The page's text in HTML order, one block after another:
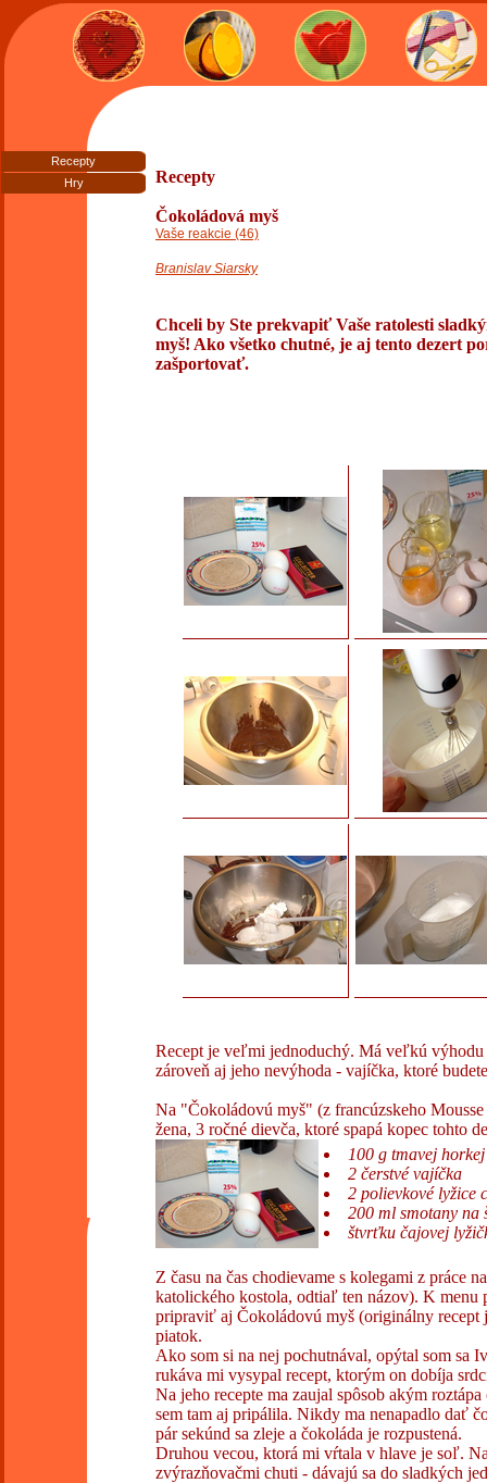
Recepty
Hry
Recepty
Čokoládová myš
Vaše reakcie (46)
Branislav Siarsky
Chceli by Ste prekvapiť Vaše ratolesti
myš! Ako všetko chutné, je aj tento dezert
zašportovať.
Recept je veľmi jednoduchý. Má veľkú
zároveň aj jeho nevýhoda - vajíčka, ktoré
Na "Čokoládovú myš" (z francúzskeho
žena, 3 ročné dievča, ktoré spapá kopec tohto
100 g tmavej
2 čerstvé vajíčka
2 polievkové lyžice
200 ml smotany na
štvrťku čajovej
Z času na čas chodievame s kolegami z práce
katolického kostola, odtiaľ ten názov). K menu
pripraviť aj Čokoládovú myš (originálny recept
piatok.
Ako som si na nej pochutnával, opýtal som sa
rukáva mi vysypal recept, ktorým on dobíja
Na jeho recepte ma zaujal spôsob akým
sem tam aj pripálila. Nikdy ma nenapadlo dať
pár sekúnd sa zleje a čokoláda je rozpustená.
Druhou vecou, ktorá mi vŕtala v hlave je soľ.
zvýrazňovačmi chuti - dávajú sa do sladkých